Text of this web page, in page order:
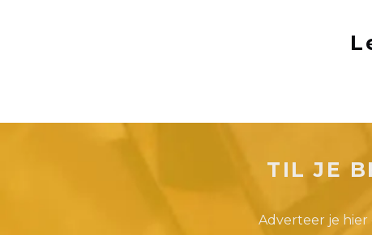
TIL JE
Adverteer je hier